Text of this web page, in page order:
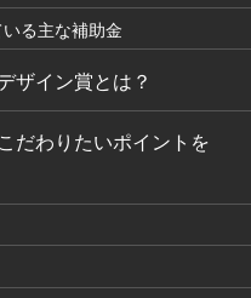
る主な補助金
ザイン賞とは？
だわりたいポイントを